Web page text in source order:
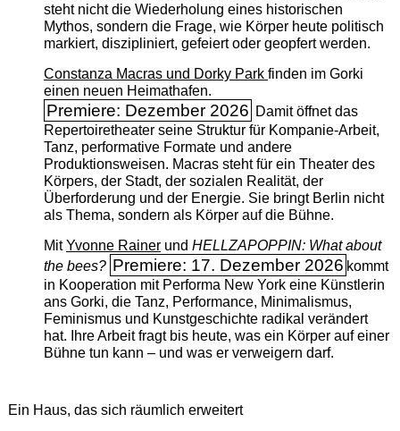
steht nicht die Wiederholung eines historischen
Mythos, sondern die Frage, wie Körper heute politisch
markiert, diszipliniert, gefeiert oder geopfert werden.
Constanza Macras und Dorky Park finden im Gorki
einen neuen Heimathafen.
Premiere: Dezember 2026 Damit öffnet das
Repertoiretheater seine Struktur für Kompanie-Arbeit,
Tanz, performative Formate und andere
Produktionsweisen. Macras steht für ein Theater des
Körpers, der Stadt, der sozialen Realität, der
Überforderung und der Energie. Sie bringt Berlin nicht
als Thema, sondern als Körper auf die Bühne.
MitYvonne Rainerund HELLZAPOPPIN: What about
the bees? Premiere: 17. Dezember 2026 kommt
in Kooperation mit Performa New York eine Künstlerin
ans Gorki, die Tanz, Performance, Minimalismus,
Feminismus und Kunstgeschichte radikal verändert
hat. Ihre Arbeit fragt bis heute, was ein Körper auf einer
Bühne tun kann – und was er verweigern darf.
Ein Haus, das sich räumlich erweitert